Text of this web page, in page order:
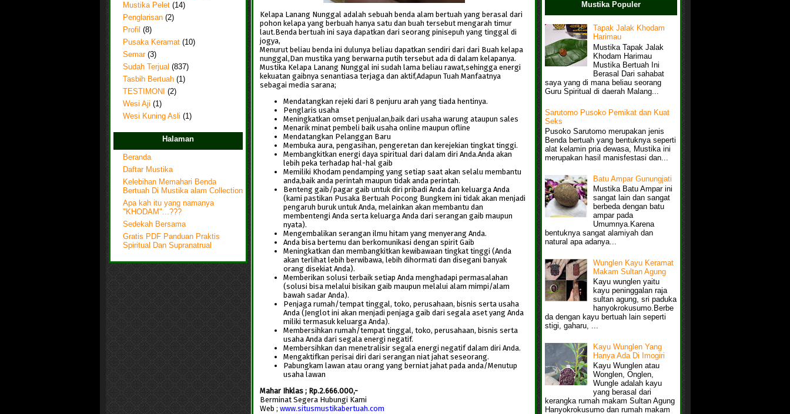
Mustika Pelet (14)
Penglarisan (2)
Profil (8)
Pusaka Keramat (10)
Semar (3)
Sudah Terjual (837)
Tasbih Bertuah (1)
TESTIMONI
(2)
Wesi Aji (1)
Wesi Kuning Asli (1)
Halaman
Beranda
Daftar Mustika
Kelebihan Memahari Benda
Bertuah Di Mustika alam Collection
Apa kah itu yang namanya
"KHODAM"...???
Sedekah Bersama
Gratis PDF Panduan Praktis
Spiritual Dan Supranatrual
Kelapa Lanang Nunggal adalah sebuah benda alam bertuah yang berasal dari
pohon kelapa yang berbuah hanya satu dan buah tersebut mengarah timur
laut.Benda bertuah ini saya dapatkan dari seorang pinisepuh yang tinggal di
jogya,
Menurut beliau benda ini dulunya beliau dapatkan sendiri dari dari Buah kelapa
nunggal,Dan mustika yang berwarna putih tersebut ada di dalam kelapanya.
Mustika Kelapa Lanang Nunggal ini sudah lama beliau rawat,sehingga energi
kekuatan gaibnya senantiasa terjaga dan aktif,Adapun Tuah Manfaatnya
sebagai media sarana;
Mendatangkan rejeki dari 8 penjuru arah yang tiada hentinya.
Penglaris usaha
Meningkatkan omset penjualan,baik dari usaha warung ataupun sales
Menarik minat pembeli baik usaha online maupun ofline
Mendatangkan Pelanggan Baru
Membuka aura, pengasihan, pengeretan dan kerejekian tingkat tinggi.
Membangkitkan energi daya spiritual dari dalam diri Anda.Anda akan
lebih peka terhadap hal-hal gaib
Memiliki Khodam pendamping yang setiap saat akan selalu membantu
anda,baik anda perintah maupun tidak anda perintah.
Benteng gaib/pagar gaib untuk diri pribadi Anda dan keluarga Anda
(kami pastikan Pusaka Bertuah Pocong Bungkem ini tidak akan menjadi
pengaruh buruk untuk Anda, melainkan akan membantu dan
membentengi Anda serta keluarga Anda dari serangan gaib maupun
nyata).
Mengembalikan serangan ilmu hitam yang menyerang Anda.
Anda bisa bertemu dan berkomunikasi dengan spirit Gaib
Meningkatkan dan membangkitkan kewibawaan tingkat tinggi (Anda
akan terlihat lebih berwibawa, lebih dihormati dan disegani banyak
orang disekiat Anda).
Memberikan solusi terbaik setiap Anda menghadapi permasalahan
(solusi bisa melalui bisikan gaib maupun melalui alam mimpi/alam
bawah sadar Anda).
Penjaga rumah/tempat tinggal, toko, perusahaan, bisnis serta usaha
Anda (Jenglot ini akan menjadi penjaga gaib dari segala aset yang Anda
miliki termasuk keluarga Anda).
Membersihkan rumah/tempat tinggal, toko, perusahaan, bisnis serta
usaha Anda dari segala energi negatif.
Membersihkan dan menetralisir segala energi negatif dalam diri Anda.
Mengaktifkan perisai diri dari serangan niat jahat seseorang.
Pabungkam lawan atau orang yang berniat jahat pada anda/Menutup
usaha lawan
Mahar Ihklas ; Rp.2.666.000,-
Berminat Segera Hubungi Kami
Web ; www.situsmustikabertuah.com
Mustika Populer
Tapak Jalak Khodam
Harimau
Mustika Tapak Jalak
Khodam Harimau
Mustika Bertuah Ini
Berasal Dari sahabat
saya yang di mana beliau seorang
Guru Spiritual di daerah Malang...
Sarutomo Pusoko Pemikat dan Kuat
Seks
Pusoko Sarutomo merupakan jenis
Benda bertuah yang bentuknya seperti
alat kelamin pria dewasa, Mustika ini
merupakan hasil manisfestasi dan...
Batu Ampar Gunungjati
Mustika Batu Ampar ini
sangat lain dan sangat
berbeda dengan batu
ampar pada
Umumnya.Karena
bentuknya sangat alamiyah dan
natural apa adanya...
Wunglen Kayu Keramat
Makam Sultan Agung
Kayu wunglen yaitu
kayu peninggalan raja
sultan agung, sri paduka
hanyokrokusumo.Berbe
da dengan kayu bertuah lain seperti
stigi, gaharu, ...
Kayu Wunglen Yang
Hanya Ada Di Imogiri
Kayu Wunglen atau
Wonglen, Onglen,
Wungle adalah kayu
yang berasal dari
kerangka rumah makam Sultan Agung
Hanyokrokusumo dan rumah makam